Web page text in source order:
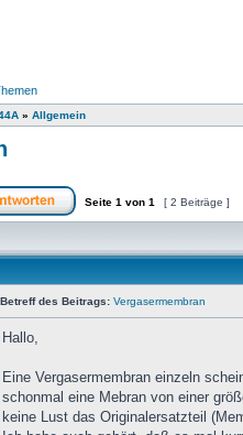
» Allgemein
Seite 1 von 1 [ 2 Beiträge ]
Betreff des Beitrags: Vergasermembran
Hallo,
Eine Vergasermembran einzeln
schonmal eine Mebran von einer
keine Lust das Originalersatzteil